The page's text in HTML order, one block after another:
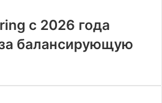
с 2026 года
балансирующую